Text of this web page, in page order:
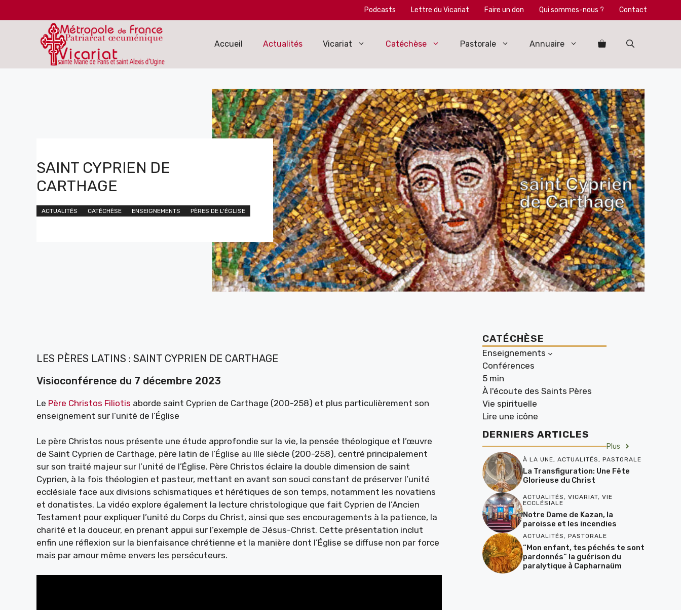
au
Podcasts Lettre du Vicariat Faire un don Qui sommes-nous ? Contact
Accueil Actualités Vicariat Catéchèse Pastorale Annuaire
SAINT CYPRIEN DE
CARTHAGE
ACTUALITÉS CATÉCHÈSE ENSEIGNEMENTS PÈRES DE L'ÉGLISE
LES PÈRES LATINS : SAINT CYPRIEN DE CARTHAGE
Visioconférence du 7 décembre 2023
Le Père Christos Filiotis aborde saint Cyprien de Carthage (200-258) et plus particulièrement son
enseignement sur l’unité de l’Église
Le père Christos nous présente une étude approfondie sur la vie, la pensée théologique et l’œuvre
de Saint Cyprien de Carthage, père latin de l’Église au IIIe siècle (200-258), centré principalement
sur son traité majeur sur l’unité de l’Église. Père Christos éclaire la double dimension de saint
Cyprien, à la fois théologien et pasteur, mettant en avant son souci constant de préserver l’unité
ecclésiale face aux divisions schismatiques et hérétiques de son temps, notamment les novatiens
et donatistes. La vidéo explore également la lecture christologique que fait Cyprien de l’Ancien
Testament pour expliquer l’unité du Corps du Christ, ainsi que ses encouragements à la patience, la
charité et la douceur, en prenant appui sur l’exemple de Jésus-Christ. Cette présentation inclut
enfin une réflexion sur la bienfaisance chrétienne et la manière dont l’Église se diffuse non par force
mais par amour même envers les persécuteurs.
CATÉCHÈSE
Enseignements
Conférences
5 min
À l'écoute des Saints Pères
Vie spirituelle
Lire une icône
DERNIERS ARTICLES
Plus
À LA UNE, ACTUALITÉS, PASTORALE
La Transfiguration: Une Fête
Glorieuse du Christ
ACTUALITÉS, VICARIAT, VIE
ECCLÉSIALE
Notre Dame de Kazan, la
paroisse et les incendies
ACTUALITÉS, PASTORALE
“Mon enfant, tes péchés te sont
pardonnés” la guérison du
paralytique à Capharnaüm